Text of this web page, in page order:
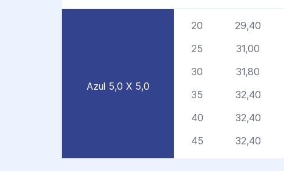
Azul 5,0 X 5,0
20 29,40
25 31,00
30
31,80
35
32,40
40
32,40
45
32,40